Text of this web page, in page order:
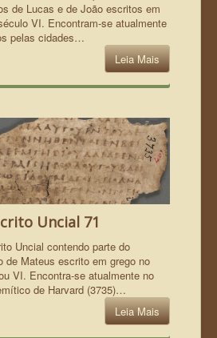
de Lucas e de João escritos em
VI. Encontram-se atualmente
pelas cidades…
Leia Mais
Uncial 71
Uncial contendo parte do
de Mateus escrito em grego no
VI. Encontra-se atualmente no
de Harvard (3735)…
Leia Mais